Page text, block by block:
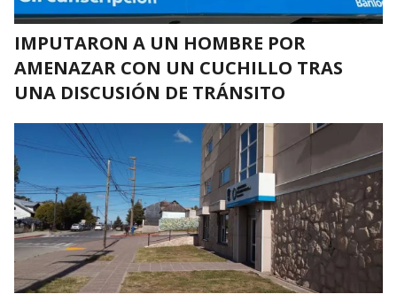
IMPUTARON A UN HOMBRE POR
AMENAZAR CON UN CUCHILLO TRAS
UNA DISCUSIÓN DE TRÁNSITO